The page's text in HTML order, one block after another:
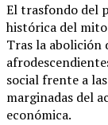
El trasfondo del
histórica del mito
Tras la abolición
social frente a
marginadas del
económica.